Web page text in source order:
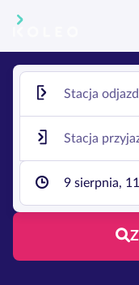
9 sierpnia,